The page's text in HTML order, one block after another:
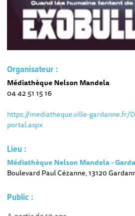
Organisateur :
Médiathèque Nelson Mandela
04 42 51 15 16
https://mediatheque.ville-gardanne.fr/
portal.aspx
Lieu :
Médiathèque Nelson Mandela -
Boulevard Paul Cézanne, 13120
Public :